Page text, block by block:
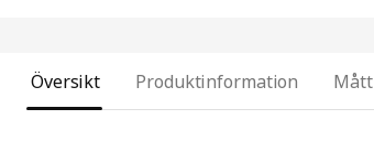
Översikt Produktinformation Mått